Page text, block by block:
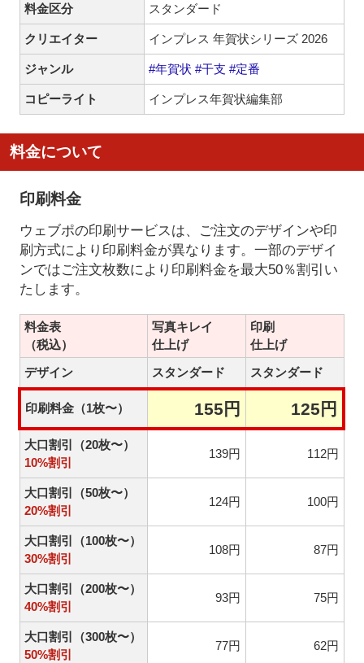
料金区分 スタンダード
クリエイター インプレス 年賀状シリーズ 2026
ジャンル #年賀状 #干支 #定番
コピーライト インプレス年賀状編集部
料金について
印刷料金
ウェブポの印刷サービスは、ご注文のデザインや印
刷方式により印刷料金が異なります。一部のデザイ
ンではご注文枚数により印刷料金を最大50％割引い
たします。
料金表
（税込）
写真キレイ
仕上げ
印刷
仕上げ
デザイン
スタンダード スタンダード
印刷料金（1枚〜） 155円 125円
大口割引（20枚〜）
10%割引
139円 112円
大口割引（50枚〜）
20%割引
124円 100円
大口割引（100枚〜）
30%割引
108円 87円
大口割引（200枚〜）
40%割引
93円 75円
大口割引（300枚〜）
50%割引
77円 62円